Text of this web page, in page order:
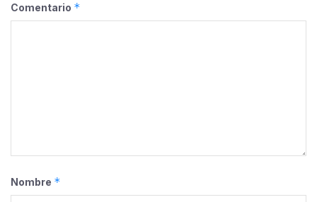
Comentario *
Nombre *